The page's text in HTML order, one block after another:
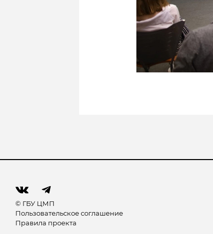
© ГБУ ЦМП
Пользовательское соглашение
Правила проекта